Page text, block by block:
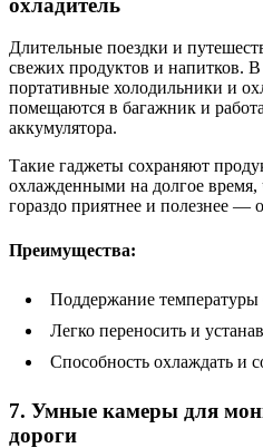
Длительные поездки и
свежих продуктов и напитков.
портативные холодильники и
помещаются в багажник и
аккумулятора.
Такие гаджеты сохраняют
охлажденными на долгое время,
гораздо приятнее и полезнее —
Преимущества:
Поддержание температуры
Легко переносить и
Способность охлаждать и
7. Умные камеры для
дороги